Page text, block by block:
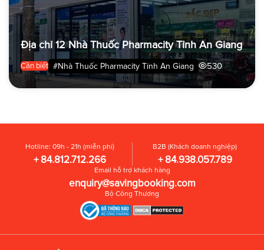
Địa chỉ 12 Nhà Thuốc Pharmacity Tỉnh An Giang
Cần biết #Nhà Thuốc Pharmacity Tỉnh An Giang 530
Hotline: 09h - 21h (miễn phí)
+ 84.812.712.266
B2B (Khách doanh nghiệp)
+ 84.938.057.789
Email hỗ trợ khách hàng
enquiry@savingbooking.com
Bộ Công Thương